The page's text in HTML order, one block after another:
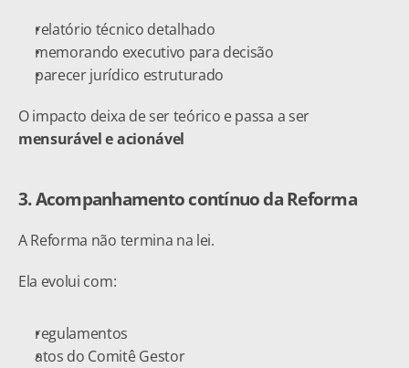
relatório técnico detalhado
memorando executivo para decisão
parecer jurídico estruturado
O impacto deixa de ser teórico e passa a ser
mensurável e acionável
3. Acompanhamento contínuo da Reforma
A Reforma não termina na lei.
Ela evolui com:
regulamentos
atos do Comitê Gestor